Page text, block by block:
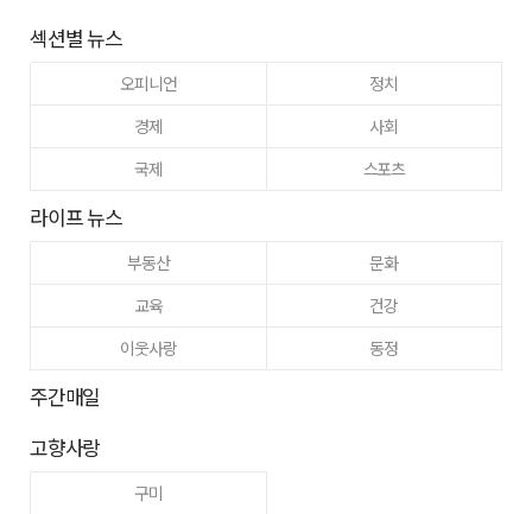
섹션별 뉴스
오피니언
정치
경제
사회
국제
스포츠
라이프 뉴스
부동산
문화
교육
건강
이웃사랑
동정
주간매일
고향사랑
구미